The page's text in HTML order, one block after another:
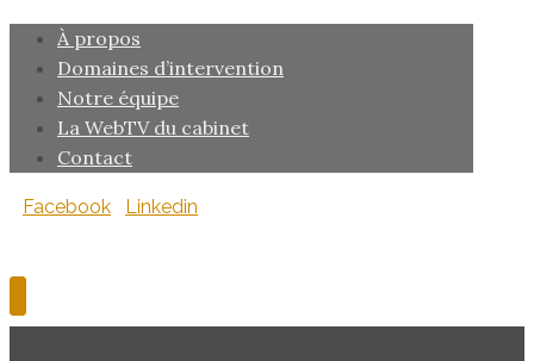
À propos
Domaines d’intervention
Notre équipe
La WebTV du cabinet
Contact
Facebook
Linkedin